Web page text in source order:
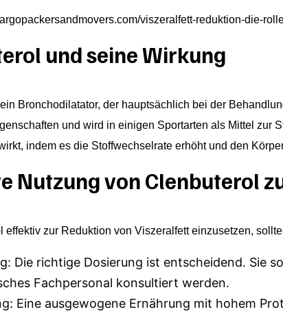
viszeralfett-reduktion-die-
und seine Wirkung
Bronchodilatator, der hauptsächlich bei der
und wird in einigen Sportarten als Mittel zur
indem es die Stoffwechselrate erhöht und den
Nutzung von Clenbuterol
effektiv zur Reduktion von Viszeralfett einzusetzen,
Die richtige Dosierung ist entscheidend. Sie
Fachpersonal konsultiert werden.
Eine ausgewogene Ernährung mit hohem